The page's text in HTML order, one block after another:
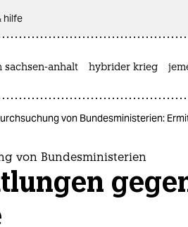
hilfe
sachsen-anhalt hybrider krieg
von Bundesministerien:
von Bundesministerien